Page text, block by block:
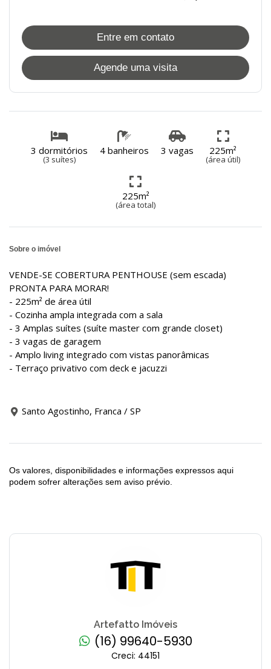
Entre em contato
Agende uma visita
3 dormitórios
(3 suítes)
4 banheiros 3 vagas 225m²
(área útil)
225m²
(área total)
Sobre o imóvel
VENDE-SE COBERTURA PENTHOUSE (sem escada)
PRONTA PARA MORAR!
- 225m² de área útil
- Cozinha ampla integrada com a sala
- 3 Amplas suítes (suíte master com grande closet)
- 3 vagas de garagem
- Amplo living integrado com vistas panorâmicas
- Terraço privativo com deck e jacuzzi
Santo Agostinho, Franca / SP
Os valores, disponibilidades e informações expressos aqui
podem sofrer alterações sem aviso prévio.
Artefatto Imóveis
(16) 99640-5930
Creci: 44151